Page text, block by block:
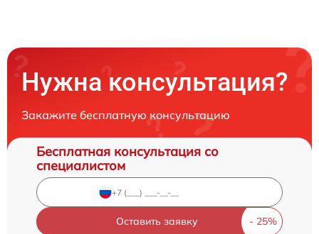
Нужна консультация?
Закажите бесплатную консультацию
Бесплатная консультация со
специалистом
Оставить заявку